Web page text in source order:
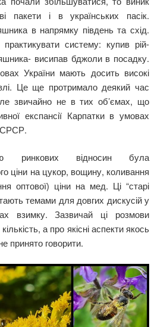
пакети і в українських пасік.
в напрямку південь та схід.
практикувати систему: купив рій-
висипав бджоли в посадку.
України мають досить високі
Це ще протримало деякий час
звичайно не в тих об’ємах, що
експансії Карпатки в умовах
СРСР.
ринкових відносин була
ціни на цукор, вощину, коливання
оптової) ціни на мед. Ці “старі
темами для довгих дискусій у
взимку. Зазвичай ці розмови
а про якісні аспекти якось
принято говорити.